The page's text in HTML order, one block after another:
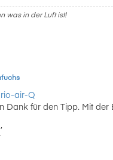
was in der Luft ist!
air-Q
Dank für den Tipp. Mit